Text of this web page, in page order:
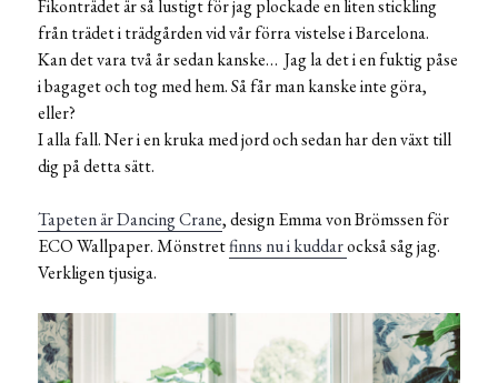
Fikonträdet är så lustigt för jag plockade en liten stickling
från trädet i trädgården vid vår förra vistelse i Barcelona.
Kan det vara två år sedan kanske… Jag la det i en fuktig påse
i bagaget och tog med hem. Så får man kanske inte göra,
eller?
I alla fall. Ner i en kruka med jord och sedan har den växt till
dig på detta sätt.
Tapeten är Dancing Crane, design Emma von Brömssen för
ECO Wallpaper. Mönstretfinns nu i kuddarockså såg jag.
Verkligen tjusiga.